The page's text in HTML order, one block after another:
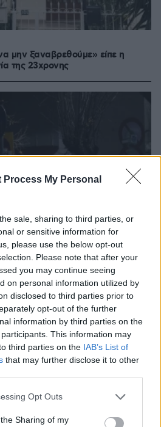
Process My Personal
sale, sharing to third parties, or
or sensitive information for
please use the below opt-out
Please note that after your
you may continue seeing
on personal information utilized by
disclosed to third parties prior to
opt-out of the further
information by third parties on the
participants. This information may
third parties on the IAB’s List of
that may further disclose it to other
app uses one or more Google
usage behaviour. You may click to
Opt Outs
Sharing of my
μην ξαναβρεθούμε» είπε η
της 23χρονης